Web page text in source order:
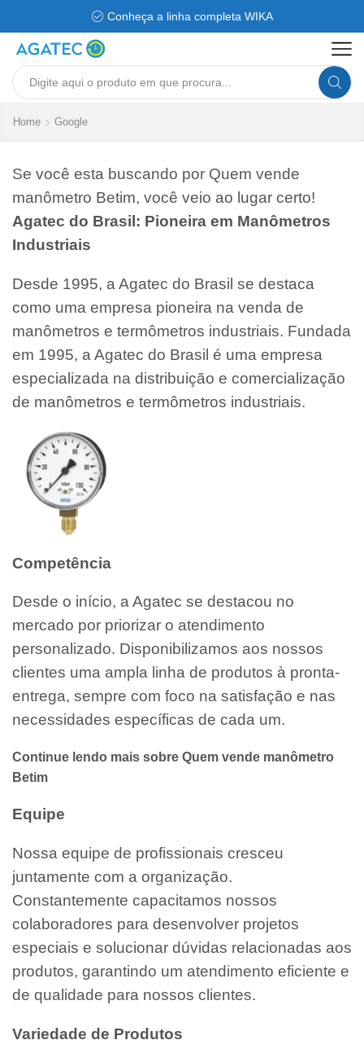
Conheça a linha completa WIKA
Search
Home Google
Se você esta buscando por Quem vende
manômetro Betim, você veio ao lugar certo!
Agatec do Brasil: Pioneira em Manômetros
Industriais
Desde 1995, a Agatec do Brasil se destaca
como uma empresa pioneira na venda de
manômetros e termômetros industriais. Fundada
em 1995, a Agatec do Brasil é uma empresa
especializada na distribuição e comercialização
de manômetros e termômetros industriais.
Competência
Desde o início, a Agatec se destacou no
mercado por priorizar o atendimento
personalizado. Disponibilizamos aos nossos
clientes uma ampla linha de produtos à pronta-
entrega, sempre com foco na satisfação e nas
necessidades específicas de cada um.
Continue lendo mais sobre Quem vende manômetro
Betim
Equipe
Nossa equipe de profissionais cresceu
juntamente com a organização.
Constantemente capacitamos nossos
colaboradores para desenvolver projetos
especiais e solucionar dúvidas relacionadas aos
produtos, garantindo um atendimento eficiente e
de qualidade para nossos clientes.
Variedade de Produtos